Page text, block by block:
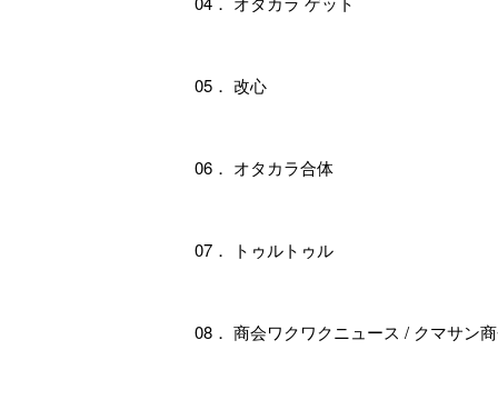
05． 改心
06． オタカラ合体
07． トゥルトゥル
08． 商会ワクワクニュース / クマサン